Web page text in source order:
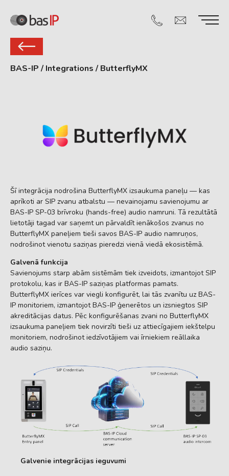
BAS-IP / Integrations / ButterflyMX
Šī integrācija nodrošina ButterflyMX izsaukuma paneļu — kas
aprīkoti ar SIP zvanu atbalstu — nevainojamu savienojumu ar
BAS-IP SP-03 brīvroku (hands-free) audio namruni. Tā rezultātā
lietotāji tagad var saņemt un pārvaldīt ienākošos zvanus no
ButterflyMX paneļiem tieši savos BAS-IP audio namruņos,
nodrošinot vienotu saziņas pieredzi vienā viedā ekosistēmā.
Galvenā funkcija
Savienojums starp abām sistēmām tiek izveidots, izmantojot SIP
protokolu, kas ir BAS-IP saziņas platformas pamats.
ButterflyMX ierīces var viegli konfigurēt, lai tās zvanītu uz BAS-
IP monitoriem, izmantojot BAS-IP ģenerētos un izsniegtos SIP
akreditācijas datus. Pēc konfigurēšanas zvani no ButterflyMX
izsaukuma paneļiem tiek novirzīti tieši uz attiecīgajiem iekštelpu
monitoriem, nodrošinot iedzīvotājiem vai īrniekiem reāllaika
audio saziņu.
Galvenie integrācijas ieguvumi